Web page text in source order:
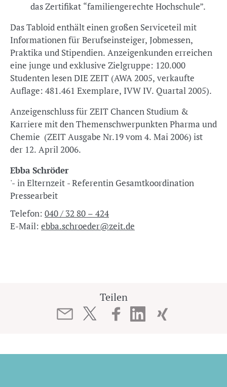
das Zertifikat “familiengerechte Hochschule”.
Das Tabloid enthält einen großen Serviceteil mit
Informationen für Berufseinsteiger, Jobmessen,
Praktika und Stipendien. Anzeigenkunden erreichen
eine junge und exklusive Zielgruppe: 120.000
Studenten lesen DIE ZEIT (AWA 2005, verkaufte
Auflage: 481.461 Exemplare, IVW IV. Quartal 2005).
Anzeigenschluss für ZEIT Chancen Studium &
Karriere mit den Themenschwerpunkten Pharma und
Chemie (ZEIT Ausgabe Nr.19 vom 4. Mai 2006) ist
der 12. April 2006.
Ebba Schröder
'- in Elternzeit - Referentin Gesamtkoordination
Pressearbeit
Telefon: 040 / 32 80 – 424
E-Mail: ebba.schroeder@zeit.de
Teilen